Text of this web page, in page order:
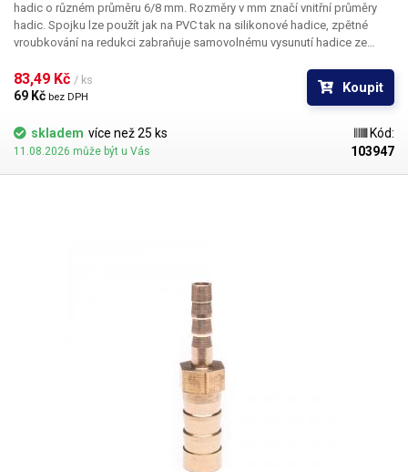
hadic o různém průměru 6/8 mm. Rozměry v mm značí vnitřní průměry
hadic. Spojku lze použít jak na PVC tak na silikonové hadice, zpětné
vroubkování na redukci zabraňuje samovolnému vysunutí hadice ze
40mm Váha: 6g
83,49 Kč / ks
69 Kč bez DPH
Koupit
skladem více než 25 ks
11.08.2026 může být u Vás
Kód:
103947